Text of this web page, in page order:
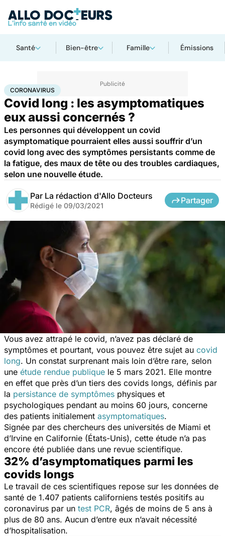
Santé Bien-être Famille Émissions
AccueilSantéCoronavirus
CORONAVIRUS
Covid long : les asymptomatiques
eux aussi concernés ?
Les personnes qui développent un covid
asymptomatique pourraient elles aussi souffrir d’un
covid long avec des symptômes persistants comme de
la fatigue, des maux de tête ou des troubles cardiaques,
selon une nouvelle étude.
Par La rédaction d'Allo Docteurs
Rédigé le 09/03/2021
Partager
Vous avez attrapé le covid, n’avez pas déclaré de
symptômes et pourtant, vous pouvez être sujet au covid
long. Un constat surprenant mais loin d’être rare, selon
une étude rendue publique le 5 mars 2021. Elle montre
en effet que près d’un tiers des covids longs, définis par
la persistance de symptômes physiques et
psychologiques pendant au moins 60 jours, concerne
des patients initialement asymptomatiques.
Signée par des chercheurs des universités de Miami et
d’Irvine en Californie (États-Unis), cette étude n’a pas
encore été publiée dans une revue scientifique.
32% d’asymptomatiques parmi les
covids longs
Le travail de ces scientifiques repose sur les données de
santé de 1.407 patients californiens testés positifs au
coronavirus par un test PCR, âgés de moins de 5 ans à
plus de 80 ans. Aucun d’entre eux n’avait nécessité
d’hospitalisation.